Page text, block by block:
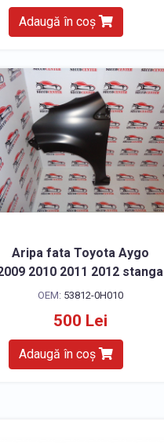
Adaugă în coș
Aripa fata Toyota Aygo
2010 2011 2012 stanga
OEM: 53812-0H010
500 Lei
Adaugă în coș